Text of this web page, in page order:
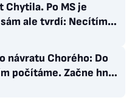
Chytila. Po MS je
ale tvrdí: Necítím
návratu Chorého: Do
počítáme. Začne hned